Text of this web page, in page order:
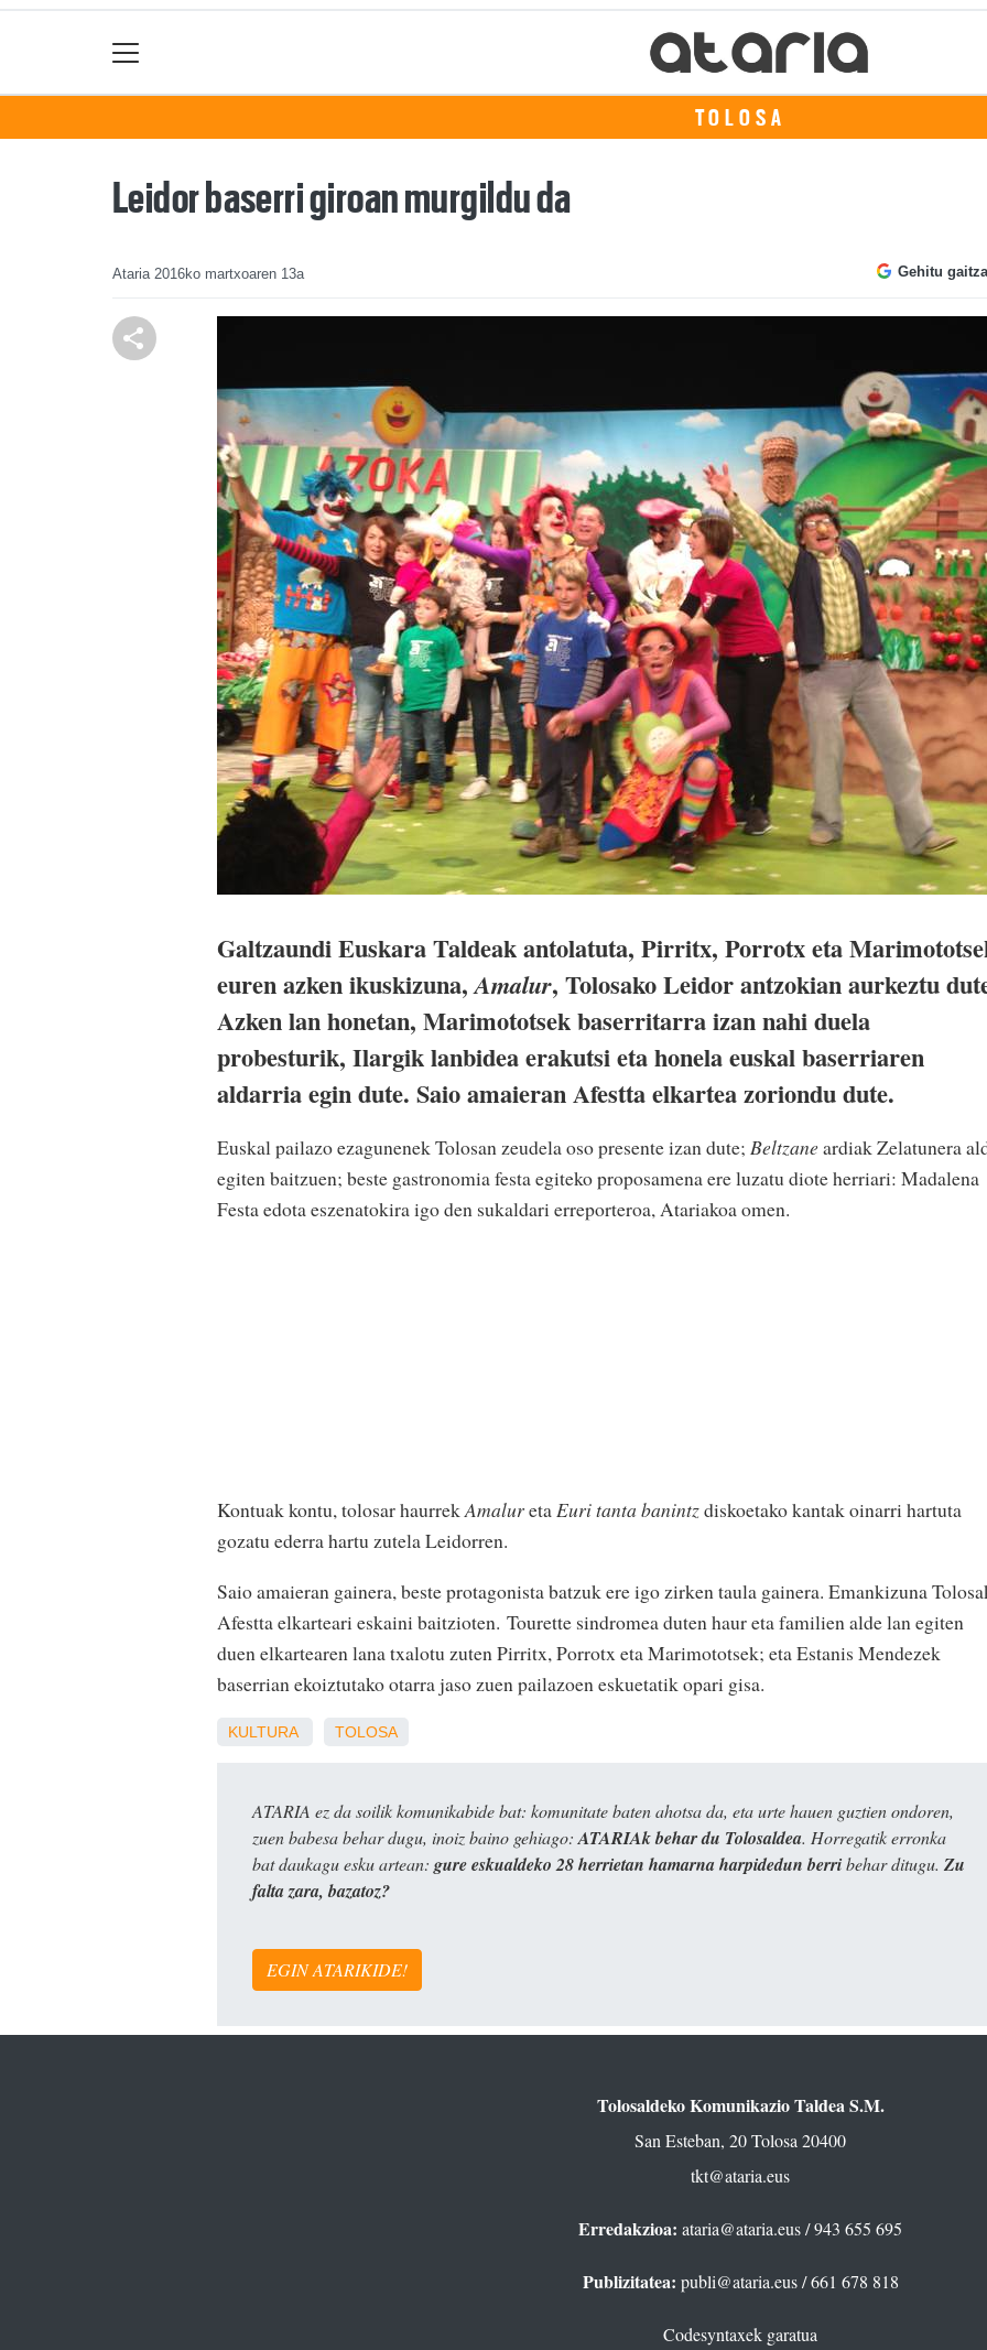
TOLOSA
Leidor baserri giroan murgildu da
Ataria 2016ko martxoaren 13a Gehitu
Galtzaundi Euskara Taldeak antolatuta, Pirritx, Porrotx eta
euren azken ikuskizuna,Amalur, Tolosako Leidor antzokian aurkeztu
Azken lan honetan, Marimototsek baserritarra izan nahi duela
probesturik, Ilargik lanbidea erakutsi eta honela euskal baserriaren
aldarria egin dute. Saio amaieran Afestta elkartea zoriondu dute.
Euskal pailazo ezagunenek Tolosan zeudela oso presente izan dute; Beltzaneardiak Zelatunera
egiten baitzuen; beste gastronomia festa egiteko proposamena ere luzatu diote herriari: Madalena
Festa edota eszenatokira igo den sukaldari erreporteroa, Atariakoa omen.
Kontuak kontu, tolosar haurrekAmaluretaEuri tanta banintzdiskoetako kantak oinarri hartuta
gozatu ederra hartu zutela Leidorren.
Saio amaieran gainera, beste protagonista batzuk ere igo zirken taula gainera. Emankizuna
Afestta elkarteari eskaini baitzioten. Tourette sindromea duten haur eta familien alde lan egiten
duen elkartearen lana txalotu zuten Pirritx, Porrotx eta Marimototsek; eta Estanis Mendezek
baserrian ekoiztutako otarra jaso zuen pailazoen eskuetatik opari gisa.
KULTURA TOLOSA
ATARIA ez da soilik komunikabide bat: komunitate baten ahotsa da, eta urte hauen guztien ondoren,
zuen babesa behar dugu, inoiz baino gehiago: ATARIAk behar du Tolosaldea. Horregatik erronka
bat daukagu esku artean: gure eskualdeko 28 herrietan hamarna harpidedun berribehar ditugu. Zu
falta zara, bazatoz?
EGIN ATARIKIDE!
Tolosaldeko Komunikazio Taldea S.M.
San Esteban, 20 Tolosa 20400
tkt@ataria.eus
Erredakzioa: ataria@ataria.eus/ 943 655 695
Publizitatea: publi@ataria.eus/ 661 678 818
Codesyntaxek garatua